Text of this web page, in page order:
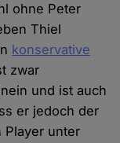
ohne Peter
Thiel
konservative
zwar
und ist auch
er jedoch der
Player unter